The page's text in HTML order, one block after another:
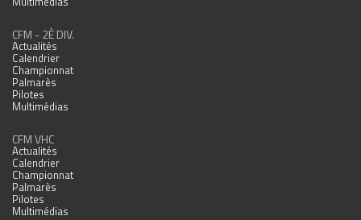
CFM - 2È DIV.
Actualités
Calendrier
Championnat
Palmarès
Pilotes
Multimédias
CFM VHC
Actualités
Calendrier
Championnat
Palmarès
Pilotes
Multimédias